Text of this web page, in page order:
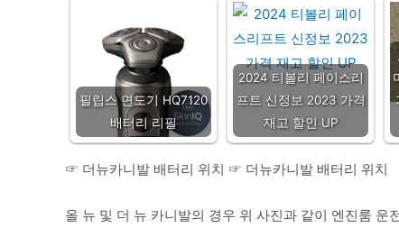
필립스 면도기 HQ7120
배터리 리필
2024 티볼리 페이스리
프트 신정보 2023 가격
재고 할인 UP
☞ 더뉴카니발 배터리 위치 ☞ 더뉴카니발 배터리 위치
올 뉴 및 더 뉴 카니발의 경우 위 사진과 같이 엔진룸